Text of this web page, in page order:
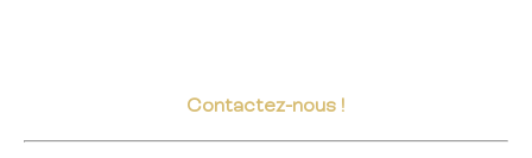
Contactez-nous !